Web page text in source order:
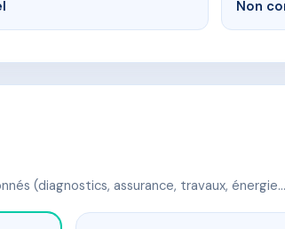
Non
(diagnostics, assurance, travaux,